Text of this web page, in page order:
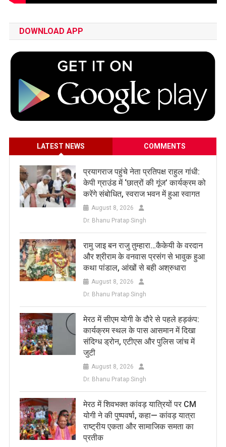
DOWNLOAD APP
LATEST NEWS COMMENTS
प्रयागराज पहुंचे नेता प्रतिपक्ष राहुल गांधी:
केपी ग्राउंड में ‘छात्रों की गूंज’ कार्यक्रम को
करेंगे संबोधित, स्वराज भवन में हुआ स्वागत
August 8, 2026
Dr. Bhanu Pratap Singh
रामु जाइ बन राजु तुम्हारा…कैकेयी के वरदान
और श्रीराम के वनवास प्रसंग से भावुक हुआ
कथा पांडाल, आंखों से बही अश्रुधारा
August 8, 2026
Dr. Bhanu Pratap Singh
मेरठ में सीएम योगी के दौरे से पहले हड़कंप:
कार्यक्रम स्थल के पास आसमान में दिखा
संदिग्ध ड्रोन, एटीएस और पुलिस जांच में
जुटी
August 8, 2026
Dr. Bhanu Pratap Singh
मेरठ में शिवभक्त कांवड़ यात्रियों पर CM
योगी ने की पुष्पवर्षा, कहा— कांवड़ यात्रा
राष्ट्रीय एकता और सामाजिक समता का
प्रतीक